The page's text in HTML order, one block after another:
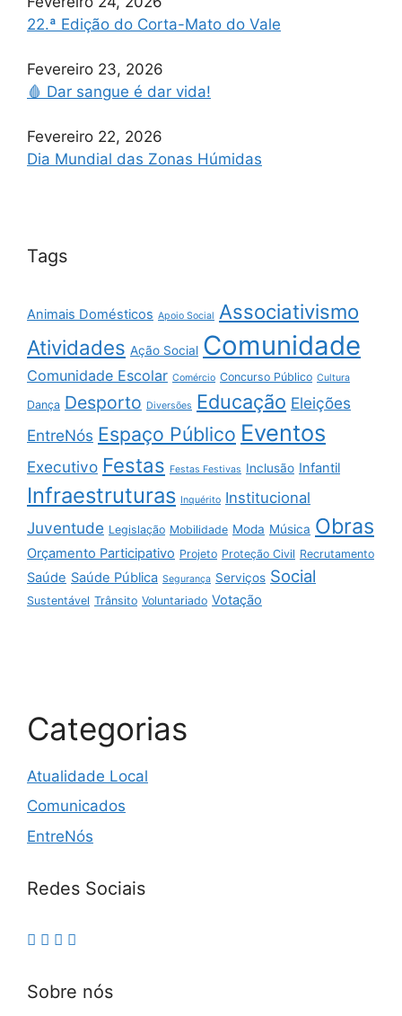
22.ª Edição do Corta-Mato do Vale
Fevereiro 23, 2026
🩸 Dar sangue é dar vida!
Fevereiro 22, 2026
Dia Mundial das Zonas Húmidas
Tags
Animais Domésticos Apoio Social Associativismo
Atividades Ação Social Comunidade
Comunidade Escolar Comércio Concurso Público Cultura
Dança Desporto Diversões Educação Eleições
EntreNós Espaço Público Eventos
Executivo Festas Festas Festivas Inclusão Infantil
Infraestruturas Inquérito Institucional
Juventude Legislação Mobilidade Moda Música Obras
Orçamento Participativo Projeto Proteção Civil Recrutamento
Saúde Saúde Pública Segurança Serviços Social
Sustentável Trânsito Voluntariado Votação
Categorias
Atualidade Local
Comunicados
EntreNós
Redes Sociais
Sobre nós